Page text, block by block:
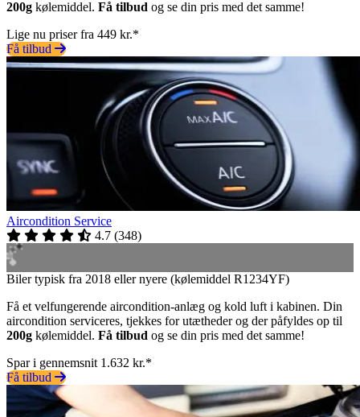
200g kølemiddel. Få tilbud og se din pris med det samme!
Lige nu priser fra 449 kr.*
Få tilbud
Aircondition Service
4.7 (348)
Biler typisk fra 2018 eller nyere (kølemiddel R1234YF)
Få et velfungerende aircondition-anlæg og kold luft i kabinen. Din
aircondition serviceres, tjekkes for utætheder og der påfyldes op til
200g kølemiddel. Få tilbud og se din pris med det samme!
Spar i gennemsnit 1.632 kr.*
Få tilbud